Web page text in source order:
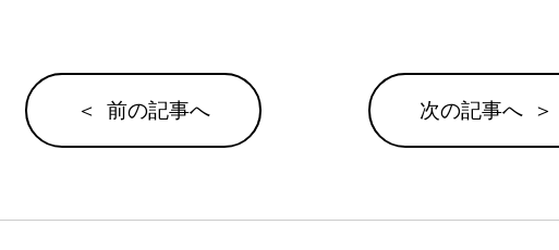
前の記事へ 次の記事へ